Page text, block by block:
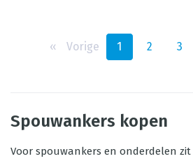
‹‹ Vorige 1 2 3
Spouwankers kopen
Voor spouwankers en onderdelen zit